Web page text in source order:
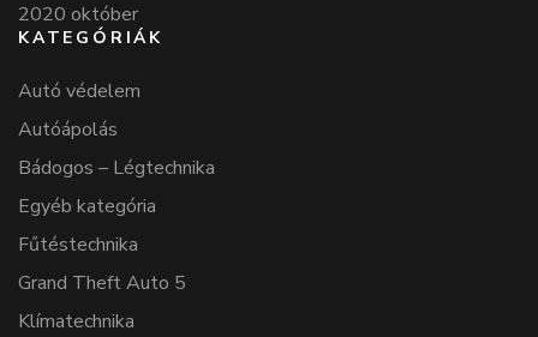
2020 október
KATEGÓRIÁK
Autó védelem
Autóápolás
Bádogos – Légtechnika
Egyéb kategória
Fűtéstechnika
Grand Theft Auto 5
Klímatechnika